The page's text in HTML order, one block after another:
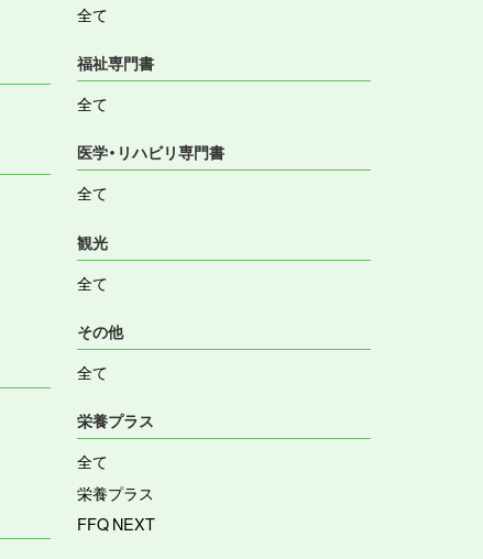
全て
福祉専門書
全て
医学・リハビリ専門書
全て
観光
全て
その他
全て
栄養プラス
全て
栄養プラス
FFQ NEXT